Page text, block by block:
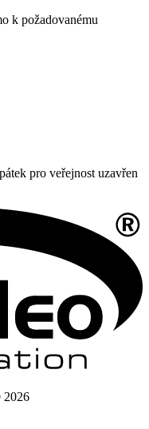
k požadovanému
pro veřejnost uzavřen
2026